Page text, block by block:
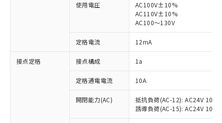
使用電圧
AC100V±10%
AC110V±10%
AC100～130V
定格電流 12mA
接点定格 接点構成 1a
定格通電電流 10A
開閉能力(AC)
抵抗負荷(AC-12): AC24V 10A/
誘導負荷(AC-15): AC24V
ご利用条件
以下の条件をお読みいただき、同意のうえ
対応済み：EU RoHS指令（10物質）の
非含有に対応した製品が提供可能な商品で
す。
対応予定：EU RoHS指令（10物質）の非含
有に対応した製品に切り替える予定のある
対応予定なし：EU RoHS指令（10物質）の
非含有に非対応の商品で、対応品を出す予